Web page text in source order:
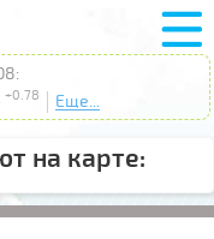
+0.78 Еще...
на карте:
EUR